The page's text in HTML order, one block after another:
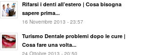
Rifarsi i denti all’estero | Cosa bisogna
sapere prima...
16 Novembre 2013 - 23:57
Turismo Dentale problemi dopo le cure |
Cosa fare una volta...
24 Ottobre 2013 - 20:50